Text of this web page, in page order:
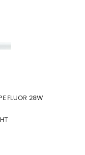
FLUOR 28W